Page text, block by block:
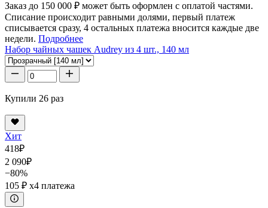
Заказ до 150 000 ₽ может быть оформлен с оплатой частями.
Списание происходит равными долями, первый платеж
списывается сразу, 4 остальных платежа вносится каждые две
недели. Подробнее
Набор чайных чашек Audrey из 4 шт., 140 мл
Купили 26 раз
Хит
418₽
2 090₽
−80%
105 ₽ x4 платежа